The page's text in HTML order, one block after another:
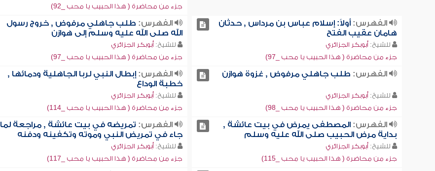
جزء من محاضرة ( هذا الحبيب يا محب _92)
الفهرس:أولاً: إسلام عباس بن مرداس , حدثان
هامان عقيب الفتح
للشيخ: أبوبكر الجزائري
جزء من محاضرة ( هذا الحبيب يا محب _97)
الفهرس: طلب جاهلي مرفوض , خروج رسول
الله صلى الله عليه وسلم إلى هوازن
للشيخ: أبوبكر الجزائري
جزء من محاضرة ( هذا الحبيب يا محب _97)
الفهرس: طلب جاهلي مرفوض , غزوة هوازن
للشيخ: أبوبكر الجزائري
جزء من محاضرة ( هذا الحبيب يا محب _98)
الفهرس: إبطال النبي لربا الجاهلية ودمائها ,
خطبة الوداع
للشيخ: أبوبكر الجزائري
جزء من محاضرة ( هذا الحبيب يا محب _114)
الفهرس:المصطفى يمرض في بيت عائشة ,
بداية مرض الحبيب صلى الله عليه وسلم
للشيخ: أبوبكر الجزائري
جزء من محاضرة ( هذا الحبيب يا محب _115)
الفهرس: تمريضه في بيت عائشة , مراجعة لما
جاء في تمريض النبي وموته وتكفينه ودفنه
للشيخ: أبوبكر الجزائري
جزء من محاضرة ( هذا الحبيب يا محب _117)